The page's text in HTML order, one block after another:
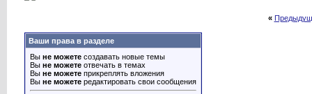
«
Ваши права в разделе
Вы не можете создавать новые темы
Вы не можете отвечать в темах
Вы не можете прикреплять вложения
Вы не можете редактировать свои сообщения